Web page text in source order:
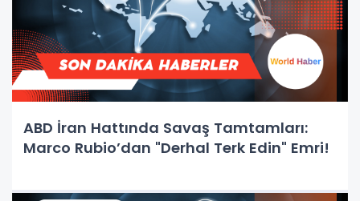
ABD İran Hattında Savaş Tamtamları:
Marco Rubio’dan "Derhal Terk Edin" Emri!